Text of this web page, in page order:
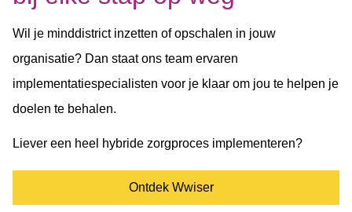
Wil je minddistrict inzetten of opschalen in jouw
organisatie? Dan staat ons team ervaren
implementatiespecialisten voor je klaar om jou te helpen je
doelen te behalen.
Liever een heel hybride zorgproces implementeren?
Ontdek Wwiser